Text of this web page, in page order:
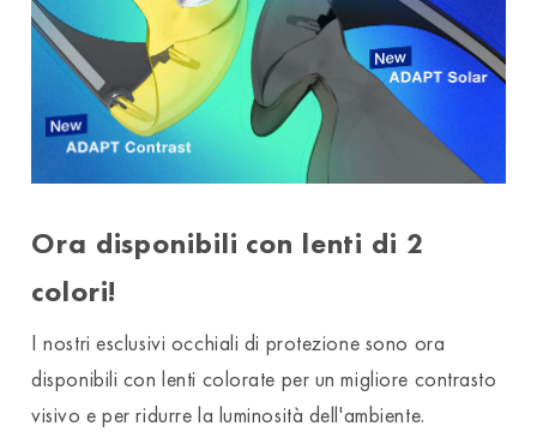
Ora disponibili con lenti di 2
colori!
I nostri esclusivi occhiali di protezione sono ora
disponibili con lenti colorate per un migliore contrasto
visivo e per ridurre la luminosità dell'ambiente.